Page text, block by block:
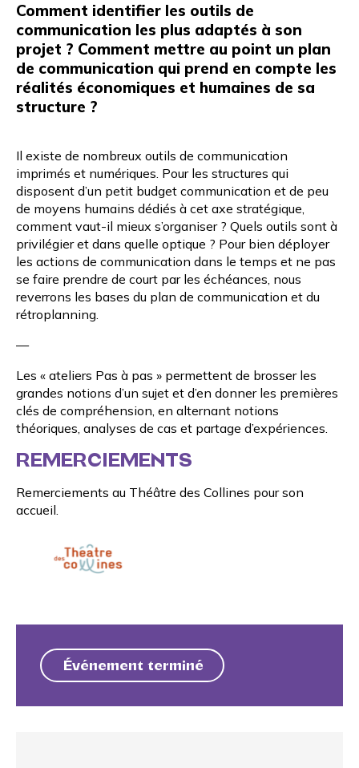
Comment identifier les outils de
communication les plus adaptés à son
projet ? Comment mettre au point un plan
de communication qui prend en compte les
réalités économiques et humaines de sa
structure ?
Il existe de nombreux outils de communication
imprimés et numériques. Pour les structures qui
disposent d’un petit budget communication et de peu
de moyens humains dédiés à cet axe stratégique,
comment vaut-il mieux s’organiser ? Quels outils sont à
privilégier et dans quelle optique ? Pour bien déployer
les actions de communication dans le temps et ne pas
se faire prendre de court par les échéances, nous
reverrons les bases du plan de communication et du
rétroplanning.
—
Les « ateliers Pas à pas » permettent de brosser les
grandes notions d’un sujet et d’en donner les premières
clés de compréhension, en alternant notions
théoriques, analyses de cas et partage d’expériences.
REMERCIEMENTS
Remerciements au Théâtre des Collines pour son
accueil.
Événement terminé